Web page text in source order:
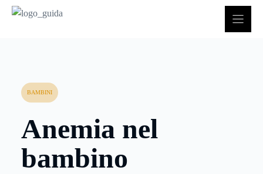
BAMBINI
Anemia nel
bambino